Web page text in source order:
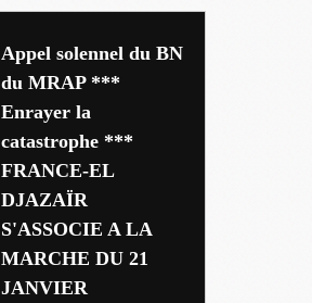
Appel solennel du BN
du MRAP ***
Enrayer la
catastrophe ***
FRANCE-EL
DJAZAÏR
S'ASSOCIE A LA
MARCHE DU 21
JANVIER